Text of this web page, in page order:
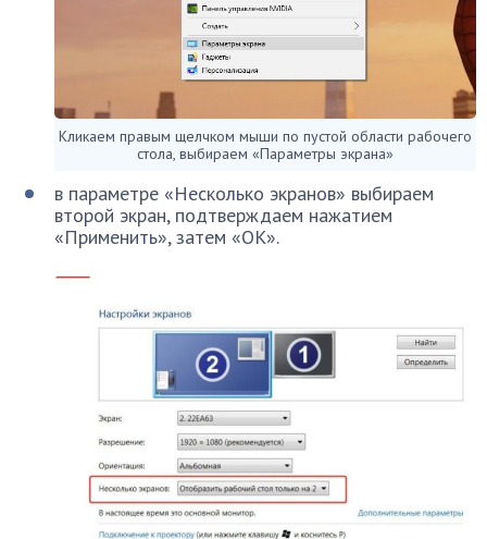
Кликаем правым щелчком мыши по пустой области рабочего
стола, выбираем «Параметры экрана»
в параметре «Несколько экранов» выбираем
второй экран, подтверждаем нажатием
«Применить», затем «ОК».